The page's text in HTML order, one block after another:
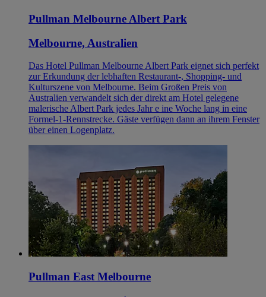
Pullman Melbourne Albert Park
Melbourne, Australien
Das Hotel Pullman Melbourne Albert Park eignet sich perfekt
zur Erkundung der lebhaften Restaurant-, Shopping- und
Kulturszene von Melbourne. Beim Großen Preis von
Australien verwandelt sich der direkt am Hotel gelegene
malerische Albert Park jedes Jahr e ine Woche lang in eine
Formel-1-Rennstrecke. Gäste verfügen dann an ihrem Fenster
über einen Logenplatz.
Pullman East Melbourne